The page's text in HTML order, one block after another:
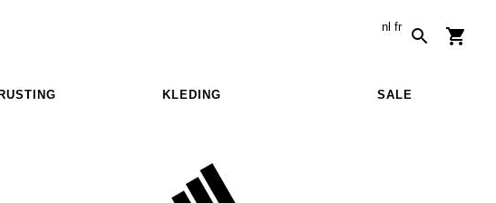
nl fr
KLEDING SALE